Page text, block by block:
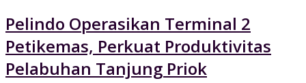
Pelindo Operasikan Terminal 2
Petikemas, Perkuat Produktivitas
Pelabuhan Tanjung Priok